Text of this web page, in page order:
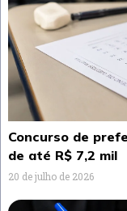
Concurso de
de até R$ 7,2 mil
20 de julho de 2026